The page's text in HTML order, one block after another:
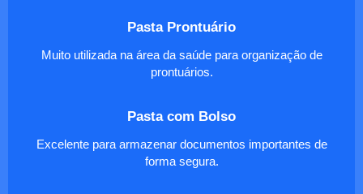
Pasta Prontuário
Muito utilizada na área da saúde para organização de
prontuários.
Pasta com Bolso
Excelente para armazenar documentos importantes de
forma segura.